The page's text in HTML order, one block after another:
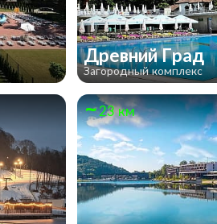
Древний Град
Загородный комплекс
23 км